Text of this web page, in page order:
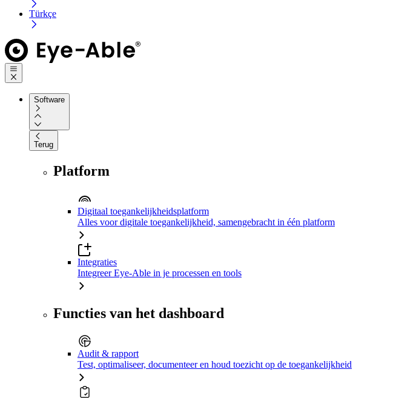
Türkçe
Software
Terug
Platform
Digitaal toegankelijkheidsplatform
Alles voor digitale toegankelijkheid, samengebracht in één platform
Integraties
Integreer Eye-Able in je processen en tools
Functies van het dashboard
Audit & rapport
Test, optimaliseer, documenteer en houd toezicht op de toegankelijkheid